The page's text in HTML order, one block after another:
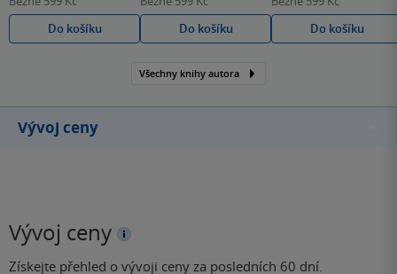
Do košíku
Do košíku
Do košíku
Všechny knihy autora
Vývoj ceny
Vývoj ceny
Získejte přehled o vývoji ceny za posledních 60 dní.